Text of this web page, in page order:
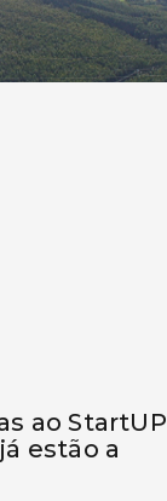
ao StartUP
estão a